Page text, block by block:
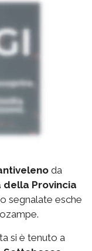
da
della Provincia
segnalate esche
si è tenuto a